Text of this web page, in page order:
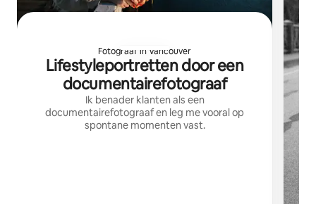
Fotograaf in Vancouver
Lifestyleportretten door een
documentairefotograaf
Ik benader klanten als een
documentairefotograaf en leg me vooral op
spontane momenten vast.